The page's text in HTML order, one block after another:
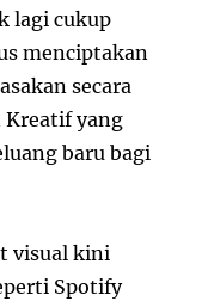
lagi cukup
menciptakan
secara
Kreatif yang
baru bagi
visual kini
Spotify